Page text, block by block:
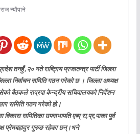
न्यौपाने
तनहुँ ,२० गते राष्ट्रिय प्रजातन्त्र पार्टी जिल्ला
निर्वाचन समिति गठन गरेको छ । जिल्ला अध्यक्ष
बैठकले राप्रपा केन्द्रीय सचिवालयको निर्देशन
समिति गठन गरेको हो।
विकास समितिका उपसभापति एब्म् रा,प्र,पाका पुर्व
प्रेमबहादुर गुरुङ रहेका छन्।भने